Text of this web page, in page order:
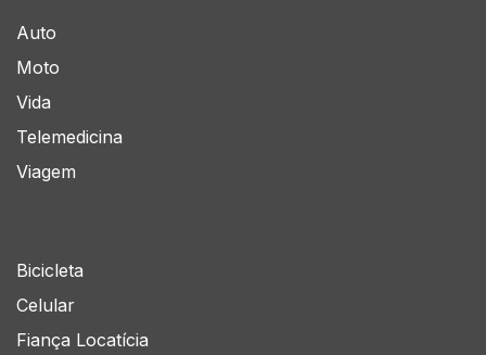
Auto
Moto
Vida
Telemedicina
Viagem
Bicicleta
Celular
Fiança Locatícia